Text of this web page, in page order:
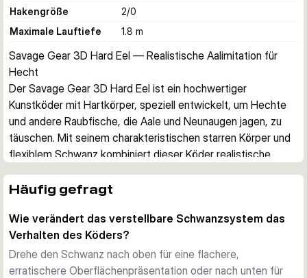
Hakengröße
2/0
Maximale Lauftiefe
1.8 m
Savage Gear 3D Hard Eel — Realistische Aalimitation für
Hecht
Der Savage Gear 3D Hard Eel ist ein hochwertiger
Kunstköder mit Hartkörper, speziell entwickelt, um Hechte
und andere Raubfische, die Aale und Neunaugen jagen, zu
täuschen. Mit seinem charakteristischen starren Körper und
flexiblem Schwanz kombiniert dieser Köder realistische
3D-Scanning und Details
gefertigt, die das natürliche Aussehen eines Aals präzise
replizieren. Diese Detailgenauigkeit täuscht auch vorsichtige
Hechte und provoziert aggressive Attacken.
Verstellbares Schwanzsystem
Häufig gefragt
Wie verändert das verstellbare Schwanzsystem das
Verhalten des Köders?
Drehe den Schwanz nach oben für eine flachere,
erratischere Oberflächenpräsentation oder nach unten für